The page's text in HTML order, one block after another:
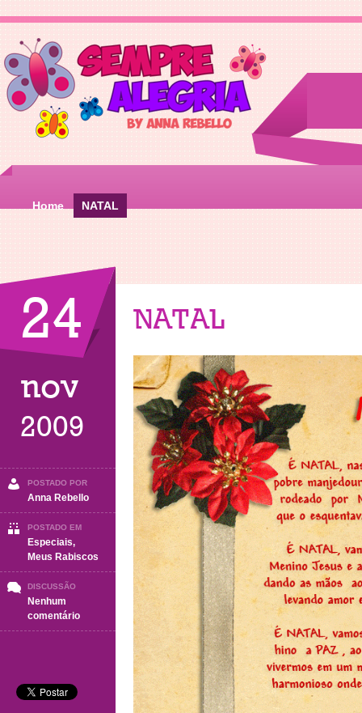
Home NATAL
24
nov
2009
POSTADO POR
Anna Rebello
POSTADO EM
Especiais,
Meus Rabiscos
DISCUSSÃO
Nenhum
comentárioem
NATAL
NATAL